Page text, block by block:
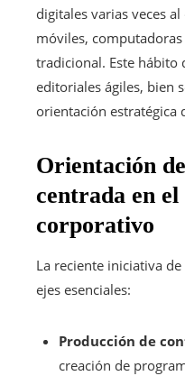
digitales varias veces
móviles,
tradicional. Este hábito
editoriales ágiles, bien
orientación estratégica
Orientación
centrada en
corporativo
La reciente iniciativa
ejes esenciales:
Producción de
creación de